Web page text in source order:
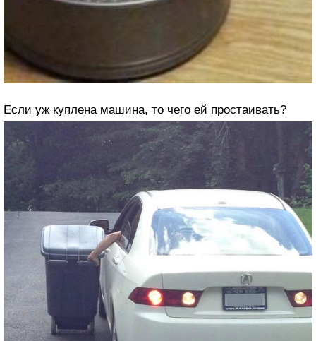
Если уж куплена машина, то чего ей простаивать?